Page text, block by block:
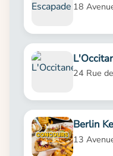
18
24 Rue
Berlin
13